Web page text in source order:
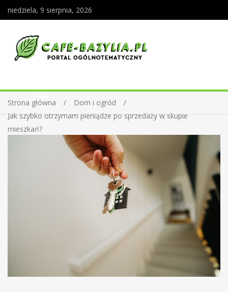
niedziela, 9 sierpnia, 2026
Strona główna
Dom i ogród
Jak szybko otrzymam pieniądze po sprzedaży w skupie
mieszkań?